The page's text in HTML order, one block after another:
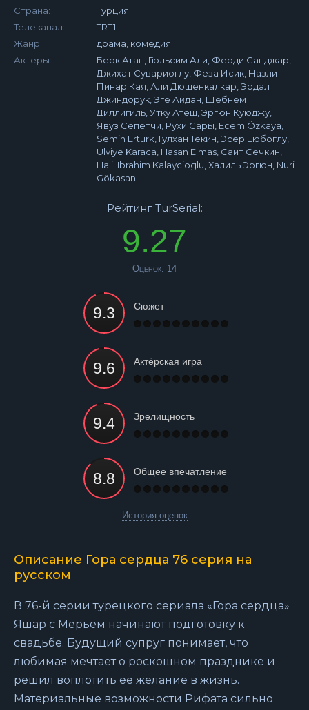
Страна:
Турция
Телеканал:
TRT1
Жанр:
драма, комедия
Актеры:
Берк Атан, Гюльсим Али, Ферди Санджар,
Джихат Сувариоглу, Феза Исик, Назли
Пинар Кая, Али Дюшенкалкар, Эрдал
Джиндорук, Эге Айдан, Шебнем
Диллигиль, Утку Атеш, Эргюн Куюджу,
Явуз Сепетчи, Рухи Сары, Ecem Özkaya,
Semih Ertürk, Гулхан Текин, Эсер Еюбоглу,
Ulviye Karaca, Hasan Elmas, Саит Сечкин,
Halil Ibrahim Kalaycioglu, Халиль Эргюн, Nuri
Gökasan
Рейтинг TurSerial:
9.27
Оценок: 14
Сюжет
Актёрская игра
Зрелищность
Общее впечатление
История оценок
Описание Гора сердца 76 серия на
русском
В 76-й серии турецкого сериала «Гора сердца»
Яшар с Мерьем начинают подготовку к
свадьбе. Будущий супруг понимает, что
любимая мечтает о роскошном празднике и
решил воплотить ее желание в жизнь.
Материальные возможности Рифата сильно